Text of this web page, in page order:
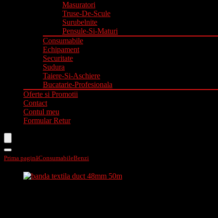
Masuratori
Truse-De-Scule
Surubelnite
Pensule-Si-Maturi
Consumabile
Echipament
Securitate
Sudura
Taiere-Si-Aschiere
Bucatarie-Profesionala
Oferte si Promotii
Contact
Contul meu
Formular Retur
Prima paginăConsumabileBenzi